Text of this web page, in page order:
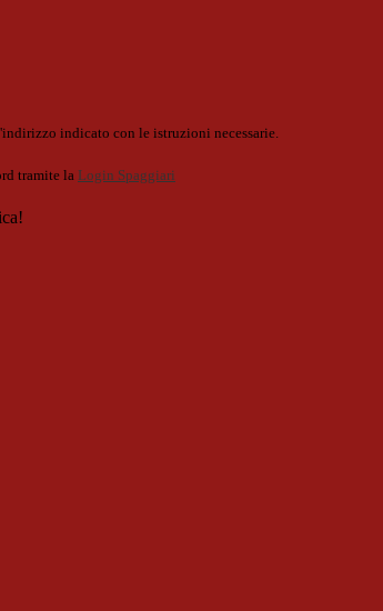
indicato con le istruzioni necessarie.
tramite la Login Spaggiari